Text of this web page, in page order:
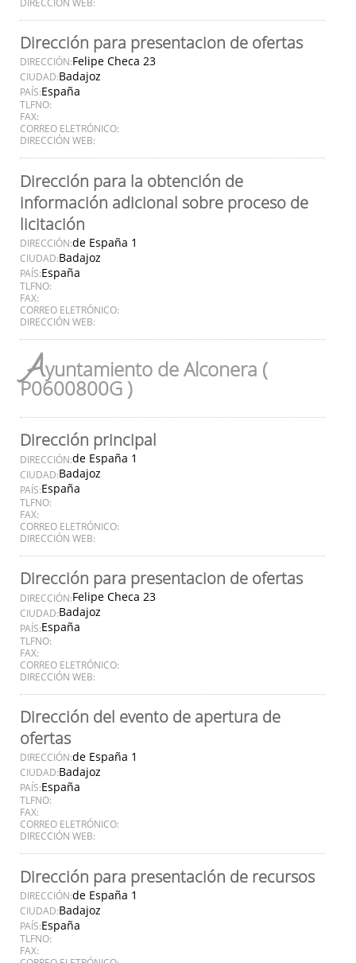
Dirección para presentacion de ofertas
DIRECCIÓN:Felipe Checa 23
CIUDAD:Badajoz
PAÍS:España
TLFNO:
FAX:
CORREO ELETRÓNICO:
DIRECCIÓN WEB:
Dirección para la obtención de
información adicional sobre proceso de
licitación
DIRECCIÓN:de España 1
CIUDAD:Badajoz
PAÍS:España
TLFNO:
FAX:
CORREO ELETRÓNICO:
DIRECCIÓN WEB:
Ayuntamiento de Alconera (
P0600800G )
Dirección principal
DIRECCIÓN:de España 1
CIUDAD:Badajoz
PAÍS:España
TLFNO:
FAX:
CORREO ELETRÓNICO:
DIRECCIÓN WEB:
Dirección para presentacion de ofertas
DIRECCIÓN:Felipe Checa 23
CIUDAD:Badajoz
PAÍS:España
TLFNO:
FAX:
CORREO ELETRÓNICO:
DIRECCIÓN WEB:
Dirección del evento de apertura de
ofertas
DIRECCIÓN:de España 1
CIUDAD:Badajoz
PAÍS:España
TLFNO:
FAX:
CORREO ELETRÓNICO:
DIRECCIÓN WEB:
Dirección para presentación de recursos
DIRECCIÓN:de España 1
CIUDAD:Badajoz
PAÍS:España
TLFNO:
FAX: